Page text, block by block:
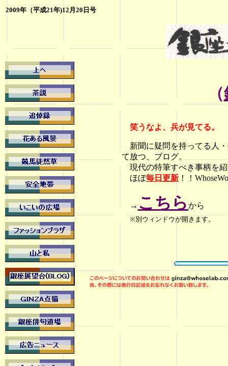
2009年（平成21年)12月20日号
（
笑うなよ 、兵が見てる。
新聞に疑問を持ってる人
て放つ、ブログ。
現代の特筆すべき事柄を
ほぼ毎日更新 ！！
→ こちら から
※別ウィンドウが開きます。